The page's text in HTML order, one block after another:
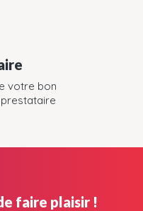
votre bon
faire plaisir !